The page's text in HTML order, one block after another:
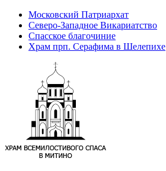
Московский Патриархат
Северо-Западное Викариатство
Спасское благочиние
Храм прп. Серафима в Шелепихе